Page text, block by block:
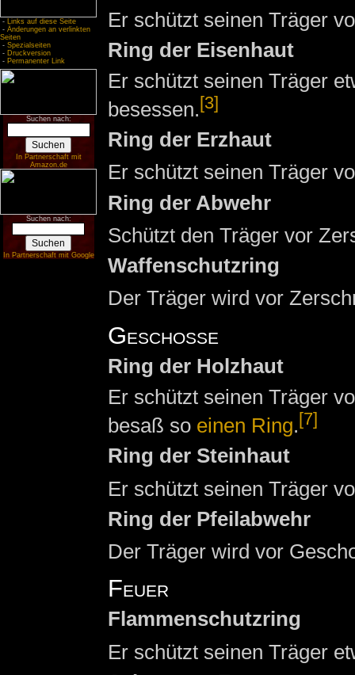
- Links auf diese Seite
- Änderungen an verlinkten
Seiten
- Spezialseiten
- Druckversion
- Permanenter Link
Suchen nach:
In Partnerschaft mit
Amazon.de
Suchen nach:
In Partnerschaft mit Google
Er schützt seinen Träger
Ring der Eisenhaut
Er schützt seinen Träger
besessen.[3]
Ring der Erzhaut
Er schützt seinen Träger
Ring der Abwehr
Schützt den Träger vor
Waffenschutzring
Der Träger wird vor
Geschosse
Ring der Holzhaut
Er schützt seinen Träger
besaß so einen Ring.[7]
Ring der Steinhaut
Er schützt seinen Träger
Ring der Pfeilabwehr
Der Träger wird vor
Feuer
Flammenschutzring
Er schützt seinen Träger